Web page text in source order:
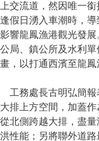
上交流道，然因唯一
逢假日湧入車潮時，
影響龍鳳漁港觀光發
公局、鎮公所及水利
畫，以打通西濱至龍鳳
工務處長古明弘簡報
大排上方空間，加蓋
從北側跨越大排，盡
洪性能；另將聯外道